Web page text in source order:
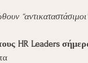
HR Leaders